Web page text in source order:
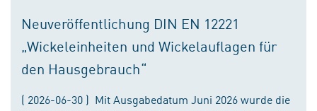
Neuveröffentlichung DIN EN 12221
„Wickeleinheiten und Wickelauflagen für
den Hausgebrauch“
( 2026-06-30 ) Mit Ausgabedatum Juni 2026 wurde die